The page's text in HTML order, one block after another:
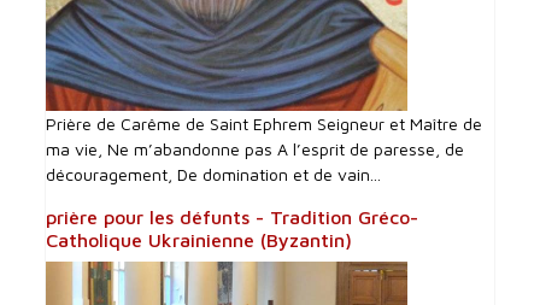
Prière de Carême de Saint Ephrem Seigneur et Maître de
ma vie, Ne m’abandonne pas A l’esprit de paresse, de
découragement, De domination et de vain...
prière pour les défunts - Tradition Gréco-
Catholique Ukrainienne (Byzantin)